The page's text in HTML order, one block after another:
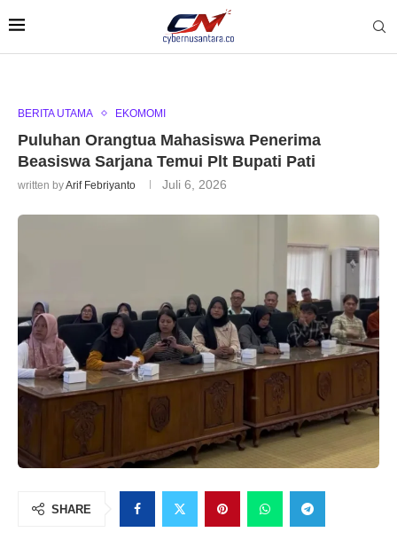
BERITA UTAMA EKOMOMI
Puluhan Orangtua Mahasiswa Penerima
Beasiswa Sarjana Temui Plt Bupati Pati
written byArif Febriyanto Juli 6, 2026
SHARE